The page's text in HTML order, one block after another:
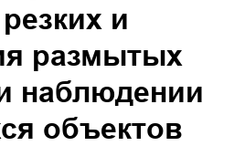
и
размытых
наблюдении
объектов